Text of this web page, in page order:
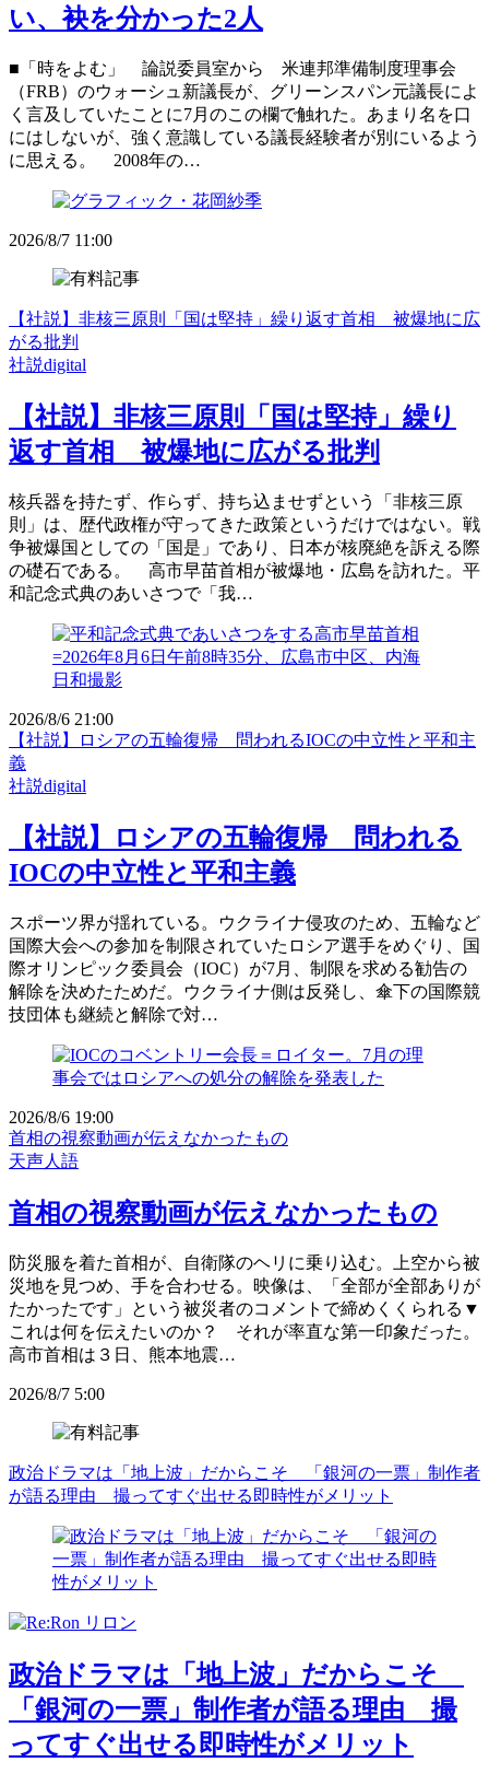
い、袂を分かった2人
■「時をよむ」 論説委員室から 米連邦準備制度理事会
（FRB）のウォーシュ新議長が、グリーンスパン元議長によ
く言及していたことに7月のこの欄で触れた。あまり名を口
にはしないが、強く意識している議長経験者が別にいるよう
に思える。 2008年の…
2026/8/7 11:00
【社説】非核三原則「国は堅持」繰り返す首相 被爆地に広
がる批判
社説digital
【社説】非核三原則「国は堅持」繰り
返す首相 被爆地に広がる批判
核兵器を持たず、作らず、持ち込ませずという「非核三原
則」は、歴代政権が守ってきた政策というだけではない。戦
争被爆国としての「国是」であり、日本が核廃絶を訴える際
の礎石である。 高市早苗首相が被爆地・広島を訪れた。平
和記念式典のあいさつで「我…
2026/8/6 21:00
【社説】ロシアの五輪復帰 問われるIOCの中立性と平和主
義
社説digital
【社説】ロシアの五輪復帰 問われる
IOCの中立性と平和主義
スポーツ界が揺れている。ウクライナ侵攻のため、五輪など
国際大会への参加を制限されていたロシア選手をめぐり、国
際オリンピック委員会（IOC）が7月、制限を求める勧告の
解除を決めたためだ。ウクライナ側は反発し、傘下の国際競
技団体も継続と解除で対…
2026/8/6 19:00
首相の視察動画が伝えなかったもの
天声人語
首相の視察動画が伝えなかったもの
防災服を着た首相が、自衛隊のヘリに乗り込む。上空から被
災地を見つめ、手を合わせる。映像は、「全部が全部ありが
たかったです」という被災者のコメントで締めくくられる▼
これは何を伝えたいのか？ それが率直な第一印象だった。
高市首相は３日、熊本地震…
2026/8/7 5:00
政治ドラマは「地上波」だからこそ 「銀河の一票」制作者
が語る理由 撮ってすぐ出せる即時性がメリット
政治ドラマは「地上波」だからこそ
「銀河の一票」制作者が語る理由 撮
ってすぐ出せる即時性がメリット